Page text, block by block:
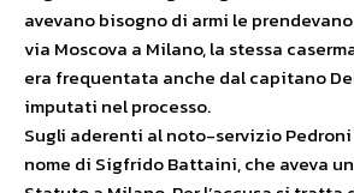
avevano bisogno di armi le
via Moscova a Milano, la stessa
era frequentata anche dal capitano
imputati nel processo.
Sugli aderenti al noto-servizio
nome di Sigfrido Battaini, che aveva